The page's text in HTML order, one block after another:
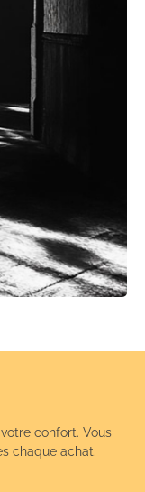
confort. Vous
chaque achat.